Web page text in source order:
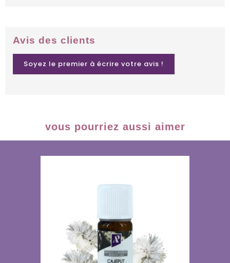
Avis des clients
Soyez le premier à écrire votre avis !
vous pourriez aussi aimer